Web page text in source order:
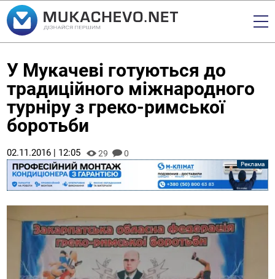
У Мукачеві готуються до
традиційного міжнародного
турніру з греко-римської
боротьби
02.11.2016 | 12:05 29 0